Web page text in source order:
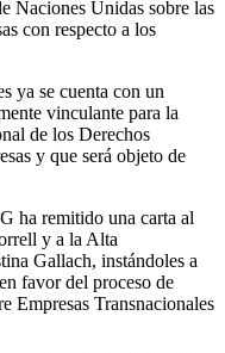
Naciones Unidas sobre las
con respecto a los
ya se cuenta con un
vinculante para la
de los Derechos
y que será objeto de
ha remitido una carta al
y a la Alta
Gallach, instándoles a
favor del proceso de
Empresas Transnacionales